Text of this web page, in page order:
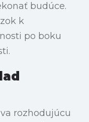
budúce.
k
po boku
rozhodujúcu